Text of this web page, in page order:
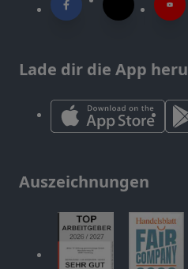
Lade dir die App
Auszeichnungen